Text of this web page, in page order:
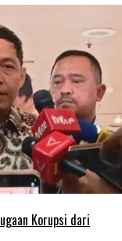
Korupsi dari